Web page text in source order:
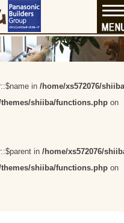
in /home/xs572076/
shiiba/functions.php on
in /home/xs572076/
shiiba/functions.php on